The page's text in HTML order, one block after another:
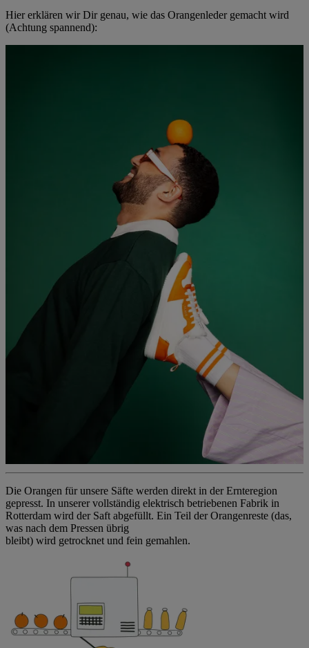
Hier erklären wir Dir genau, wie das Orangenleder gemacht wird
(Achtung spannend):
Die Orangen für unsere Säfte werden direkt in der Ernteregion
gepresst. In unserer vollständig elektrisch betriebenen Fabrik in
Rotterdam wird der Saft abgefüllt. Ein Teil der Orangenreste (das,
was nach dem Pressen übrig​
bleibt) wird getrocknet und fein gemahlen.​